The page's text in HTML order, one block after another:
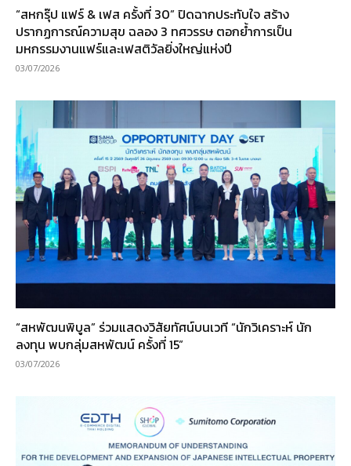
“สหกรุ๊ป แฟร์ & เฟส ครั้งที่ 30” ปิดฉากประทับใจ สร้าง
ปรากฏการณ์ความสุข ฉลอง 3 ทศวรรษ ตอกย้ำการเป็น
มหกรรมงานแฟร์และเฟสติวัลยิ่งใหญ่แห่งปี
03/07/2026
“สหพัฒนพิบูล” ร่วมแสดงวิสัยทัศน์บนเวที “นักวิเคราะห์ นัก
ลงทุน พบกลุ่มสหพัฒน์ ครั้งที่ 15”
03/07/2026